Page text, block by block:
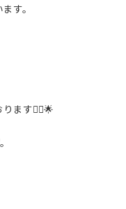
す。
ます🙇‍♂️🌟